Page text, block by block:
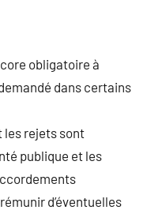
obligatoire à
dans certains
les rejets sont
publique et les
d’éventuelles